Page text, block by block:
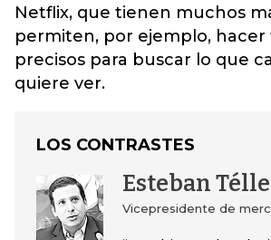
Netflix, que tienen muchos
permiten, por ejemplo, hacer
precisos para buscar lo que
quiere ver.
LOS CONTRASTES
Esteban
Vicepresidente de